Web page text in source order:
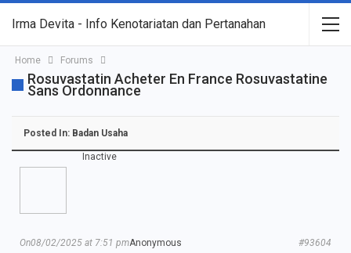
Irma Devita - Info Kenotariatan dan Pertanahan
Home Forums
Rosuvastatin Acheter En France Rosuvastatine
Sans Ordonnance
Posted In: Badan Usaha
Inactive
Anonymous
On08/02/2025 at 7:51 pm #93604